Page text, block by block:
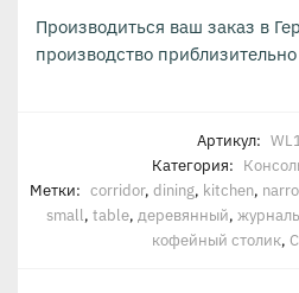
Производиться ваш заказ в
производство
Артикул:
Категория:
Метки: corridor, dining, kitchen,
small, table, деревянный,
кофейный столик,